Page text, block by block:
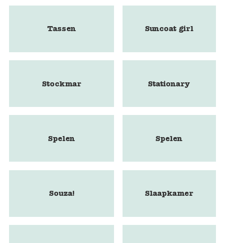
Tassen Suncoat girl
Stockmar Stationary
Spelen Spelen
Souza! Slaapkamer